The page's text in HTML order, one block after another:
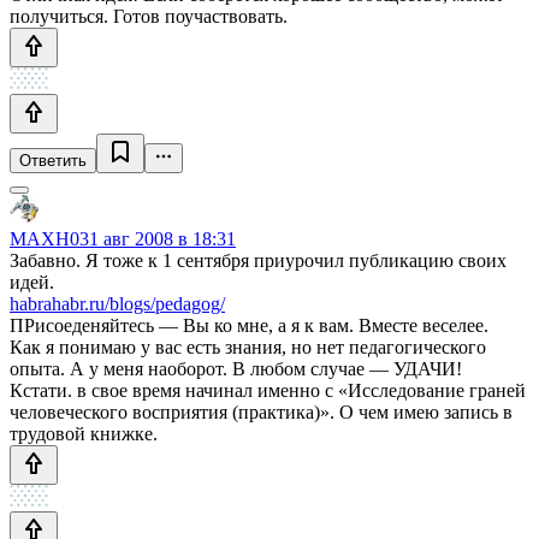
получиться. Готов поучаствовать.
Ответить
MAXH031 авг 2008 в 18:31
Забавно. Я тоже к 1 сентября приурочил публикацию своих
идей.
habrahabr.ru/blogs/pedagog/
ПРисоеденяйтесь — Вы ко мне, а я к вам. Вместе веселее.
Как я понимаю у вас есть знания, но нет педагогического
опыта. А у меня наоборот. В любом случае — УДАЧИ!
Кстати. в свое время начинал именно с «Исследование граней
человеческого восприятия (практика)». О чем имею запись в
трудовой книжке.